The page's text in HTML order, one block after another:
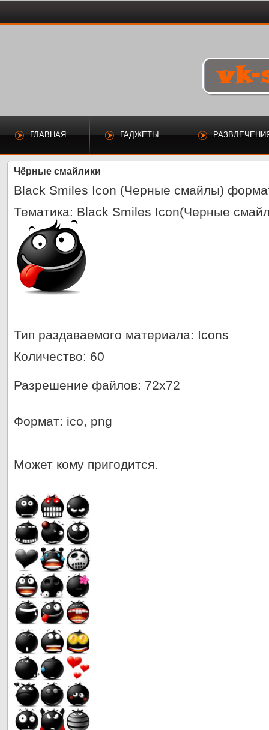
ГЛАВНАЯ ГАДЖЕТЫ
Чёрные смайлики
Black Smiles Icon (Черные смайлы)
Тематика: Black Smiles Icon(Черные
Тип раздаваемого материала: Icons
Количество: 60
Разрешение файлов: 72x72
Формат: ico, png
Может кому пригодится.